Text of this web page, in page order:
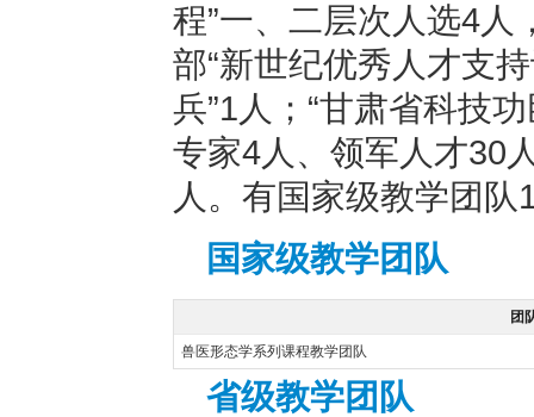
程”一、二层次人选4人
部“新世纪优秀人才支
兵”1人；“甘肃省科技
专家4人、领军人才30
人。有国家级教学团
国家级教学团队
团
兽医形态学系列课程教学团队
省级教学团队